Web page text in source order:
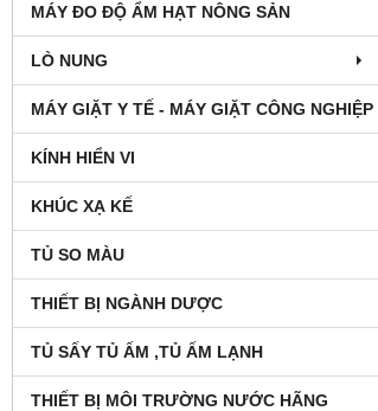
MÁY ĐO ĐỘ ẨM HẠT NÔNG SẢN
LÒ NUNG
MÁY GIẶT Y TẾ - MÁY GIẶT CÔNG NGHIỆP
KÍNH HIỂN VI
KHÚC XẠ KẾ
TỦ SO MÀU
THIẾT BỊ NGÀNH DƯỢC
TỦ SẤY TỦ ẤM ,TỦ ẤM LẠNH
THIẾT BỊ MÔI TRƯỜNG NƯỚC HÃNG